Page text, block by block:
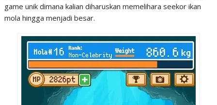
game unik dimana kalian diharuskan memelihara seekor ikan
mola hingga menjadi besar.